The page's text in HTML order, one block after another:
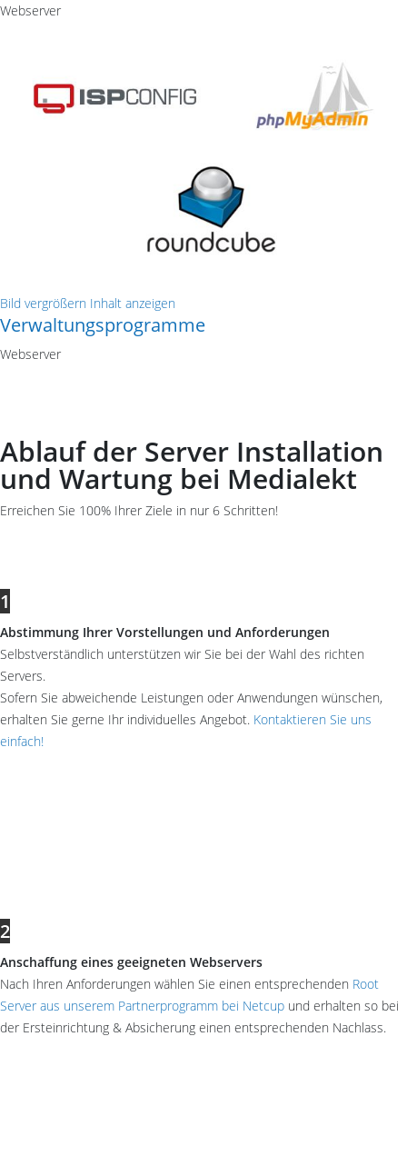
Webserver
Bild vergrößern Inhalt anzeigen
Verwaltungsprogramme
Webserver
Ablauf der Server Installation
und Wartung bei Medialekt
Erreichen Sie 100% Ihrer Ziele in nur 6 Schritten!
1
Abstimmung Ihrer Vorstellungen und Anforderungen
Selbstverständlich unterstützen wir Sie bei der Wahl des richten
Servers.
Sofern Sie abweichende Leistungen oder Anwendungen wünschen,
erhalten Sie gerne Ihr individuelles Angebot. Kontaktieren Sie uns
einfach!
2
Anschaffung eines geeigneten Webservers
Nach Ihren Anforderungen wählen Sie einen entsprechenden Root
Server aus unserem Partnerprogramm bei Netcup und erhalten so bei
der Ersteinrichtung & Absicherung einen entsprechenden Nachlass.